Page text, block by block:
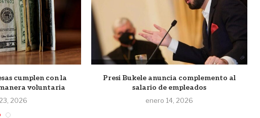
cumplen con la
voluntaria
2026
Presi Bukele anuncia complemento al
salario de empleados
enero 14, 2026